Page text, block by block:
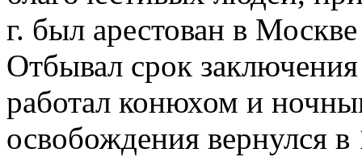
г. был арестован в
Отбывал срок
работал конюхом и
освобождения вернулся